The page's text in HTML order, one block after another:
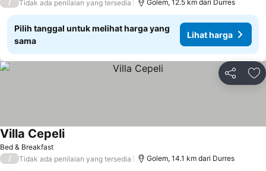
/ Tidak ada penilaian yang tersedia Golem, 12.5 km dari Durres
Pilih tanggal untuk melihat harga yang
sama
Lihat harga
Bagikan
Bed & Breakfast
Villa CepeliLihat harga
/ Tidak ada penilaian yang tersedia Golem, 14.1 km dari Durres